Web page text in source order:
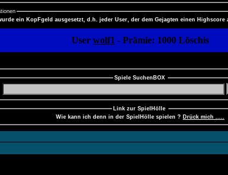
ein KopFgeld ausgesetzt, d.h. jeder User, der dem Gejagten einen Highscore
User wolf1 - Prämie: 1000 Löschis
Spiele SuchenBOX
Link zur SpielHölle
Wie kann ich denn in der SpielHölle spielen ? Drück mich .....